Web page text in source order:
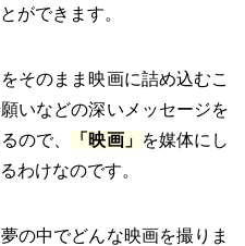
ができます。
そのまま映画に詰め込むこ
いなどの深いメッセージを
ので、
「映画」 を媒体にし
わけなのです。
の中でどんな映画を撮りま